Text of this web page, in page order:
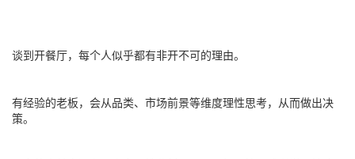
谈到开餐厅，每个人似乎都有非开不可的理由。
有经验的老板，会从品类、市场前景等维度理性思考，从而做出决
策。